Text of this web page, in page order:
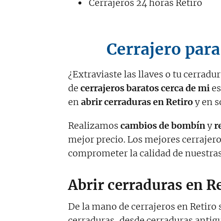
Cerrajeros 24 horas Retiro
Cerrajero
¿Extraviaste las llaves o tu
de cerrajeros baratos cerca de mi
enabrir cerraduras en Retiroy en
Realizamos cambios de bombíny
mejor precio. Los mejores
comprometer la calidad de
Abrir cerraduras en
De la mano de cerrajeros en